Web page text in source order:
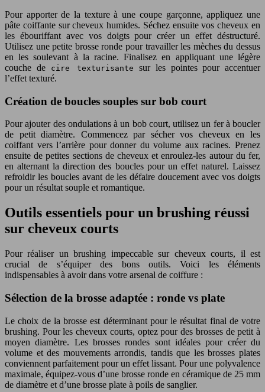
Pour apporter de la texture à une coupe garçonne, appliquez une
pâte coiffante sur cheveux humides. Séchez ensuite vos cheveux en
les ébouriffant avec vos doigts pour créer un effet déstructuré.
Utilisez une petite brosse ronde pour travailler les mèches du dessus
en les soulevant à la racine. Finalisez en appliquant une légère
couche de
cire texturisante
sur les pointes pour accentuer
l’effet texturé.
Création de boucles souples sur bob court
Pour ajouter des ondulations à un bob court, utilisez un fer à boucler
de petit diamètre. Commencez par sécher vos cheveux en les
coiffant vers l’arrière pour donner du volume aux racines. Prenez
ensuite de petites sections de cheveux et enroulez-les autour du fer,
en alternant la direction des boucles pour un effet naturel. Laissez
refroidir les boucles avant de les défaire doucement avec vos doigts
pour un résultat souple et romantique.
Outils essentiels pour un brushing réussi
sur cheveux courts
Pour réaliser un brushing impeccable sur cheveux courts, il est
crucial de s’équiper des bons outils. Voici les éléments
indispensables à avoir dans votre arsenal de coiffure :
Sélection de la brosse adaptée : ronde vs plate
Le choix de la brosse est déterminant pour le résultat final de votre
brushing. Pour les cheveux courts, optez pour des brosses de petit à
moyen diamètre. Les brosses rondes sont idéales pour créer du
volume et des mouvements arrondis, tandis que les brosses plates
conviennent parfaitement pour un effet lissant. Pour une polyvalence
maximale, équipez-vous d’une brosse ronde en céramique de 25 mm
de diamètre et d’une brosse plate à poils de sanglier.